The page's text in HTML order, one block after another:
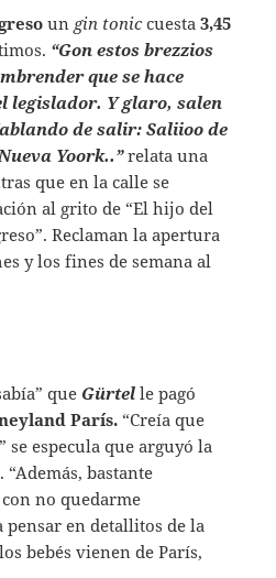
un gin toniccuesta3,45
“Gon estos brezzios
que se hace
legislador. Y glaro, salen
de salir: Saliioo de
Yoork..”relata una
que en la calle se
al grito de “El hijo del
Reclaman la apertura
y los fines de semana al
que Gürtelle pagó
París. “Creía que
se especula que arguyó la
. “Además, bastante
no quedarme
pensar en detallitos de la
bebés vienen de París,